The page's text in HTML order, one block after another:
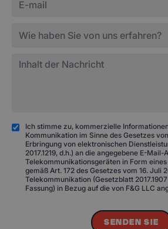
Ich stimme zu, kommerzielle
Kommunikation im Sinne des Gesetzes
Erbringung von elektronischen
2017.1219, d.h.) an die angegebene E-
Telekommunikationsgeräten in Form
gemäß Art. 172 des Gesetzes vom 16. Juli
Telekommunikation (Gesetzblatt
Fassung) in Bezug auf die von F&G LLC
SENDEN SIE